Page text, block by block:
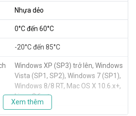
Nhựa dẻo
0°C đến 60°C
-20°C đến 85°C
Windows XP (SP3) trở lên, Windows
Vista (SP1, SP2), Windows 7 (SP1),
Windows 8/8 RT, Mac OS X 10.6.x+,
Linux 2.6.x+
Xem thêm